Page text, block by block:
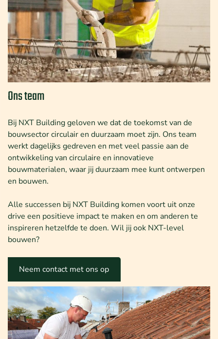
Ons team
Bij NXT Building geloven we dat de toekomst van de
bouwsector circulair en duurzaam moet zijn. Ons team
werkt dagelijks gedreven en met veel passie aan de
ontwikkeling van circulaire en innovatieve
bouwmaterialen, waar jij duurzaam mee kunt ontwerpen
en bouwen.
Alle successen bij NXT Building komen voort uit onze
drive een positieve impact te maken en om anderen te
inspireren hetzelfde te doen. Wil jij ook NXT-level
bouwen?
Neem contact met ons op